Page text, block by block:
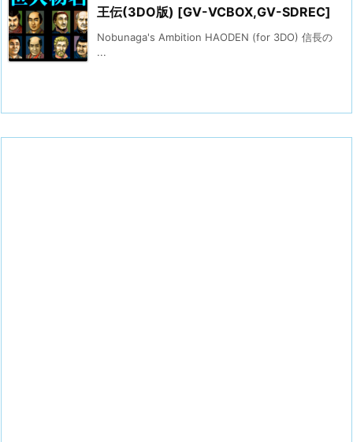
王伝(3DO版) [GV-VCBOX,GV-SDREC]
Nobunaga's Ambition HAODEN (for 3DO) 信長の
...